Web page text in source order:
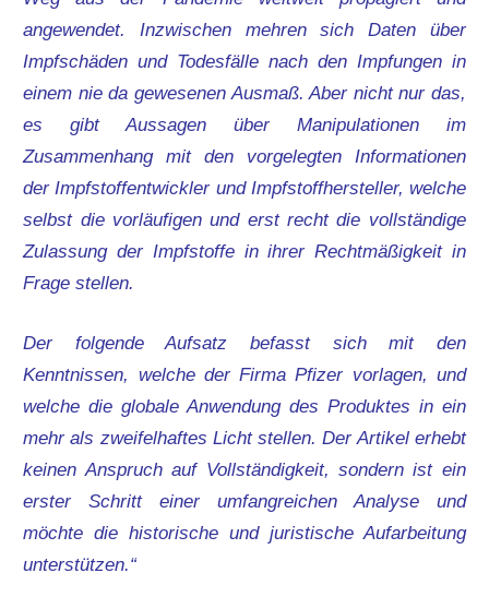
angewendet. Inzwischen mehren sich Daten über
Impfschäden und Todesfälle nach den Impfungen in
einem nie da gewesenen Ausmaß. Aber nicht nur das,
es gibt Aussagen über Manipulationen im
Zusammenhang mit den vorgelegten Informationen
der Impfstoffentwickler und Impfstoffhersteller, welche
selbst die vorläufigen und erst recht die vollständige
Zulassung der Impfstoffe in ihrer Rechtmäßigkeit in
Frage stellen.
Der folgende Aufsatz befasst sich mit den
Kenntnissen, welche der Firma Pfizer vorlagen, und
welche die globale Anwendung des Produktes in ein
mehr als zweifelhaftes Licht stellen. Der Artikel erhebt
keinen Anspruch auf Vollständigkeit, sondern ist ein
erster Schritt einer umfangreichen Analyse und
möchte die historische und juristische Aufarbeitung
unterstützen.“